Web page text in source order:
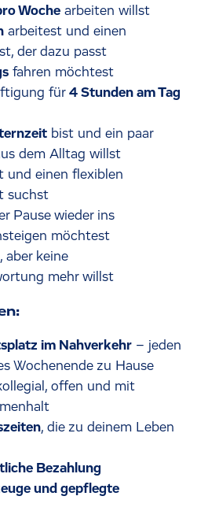
Woche arbeiten willst
arbeitest und einen
der dazu passt
fahren möchtest
für4 Stunden am Tag
bist und ein paar
dem Alltag willst
und einen flexiblen
suchst
Pause wieder ins
möchtest
aber keine
mehr willst
im Nahverkehr – jeden
Wochenende zu Hause
offen und mit
, die zu deinem Leben
Bezahlung
und gepflegte